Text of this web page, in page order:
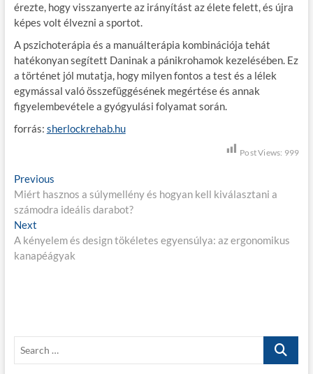
érezte, hogy visszanyerte az irányítást az élete felett, és újra
képes volt élvezni a sportot.
A pszichoterápia és a manuálterápia kombinációja tehát
hatékonyan segített Daninak a pánikrohamok kezelésében. Ez
a történet jól mutatja, hogy milyen fontos a test és a lélek
egymással való összefüggésének megértése és annak
figyelembevétele a gyógyulási folyamat során.
forrás: sherlockrehab.hu
Post Views: 999
B
e
j
e
é
s
Previous
r
e
i
o
:
Miért hasznos a súlymellény és hogyan kell kiválasztani a
számodra ideális darabot?
Next
e
x
:
A kényelem és design tökéletes egyensúlya: az ergonomikus
kanapéágyak